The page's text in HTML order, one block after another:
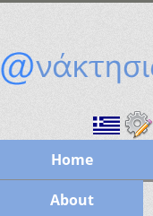
Home
About